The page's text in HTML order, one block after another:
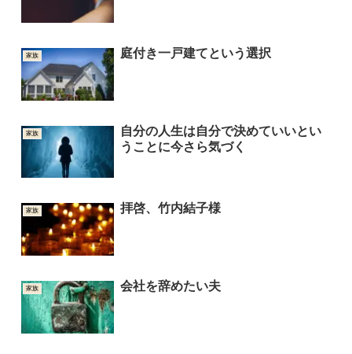
家族 庭付き一戸建てという選択
家族
自分の人生は自分で決めていいとい
うことに今さら気づく
家族 拝啓、竹内結子様
家族 会社を辞めたい夫